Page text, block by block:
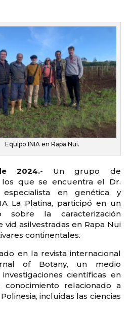
Equipo INIA en Rapa Nui.
2024.- Un grupo de
los que se encuentra el Dr.
especialista en genética y
La Platina, participó en un
sobre la caracterización
asilvestradas en Rapa Nui
continentales.
en la revista internacional
of Botany, un medio
científicas en
relacionado a
incluidas las ciencias